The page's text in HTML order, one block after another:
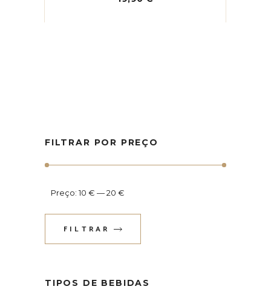
FILTRAR POR PREÇO
Preço
Preço
FILTRAR
Preço:10 € —20 €
TIPOS DE BEBIDAS